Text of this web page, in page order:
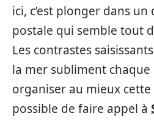
ici, c’est plonger dans
postale qui semble tout
Les contrastes
la mer subliment
organiser au mieux
possible de faire appel à